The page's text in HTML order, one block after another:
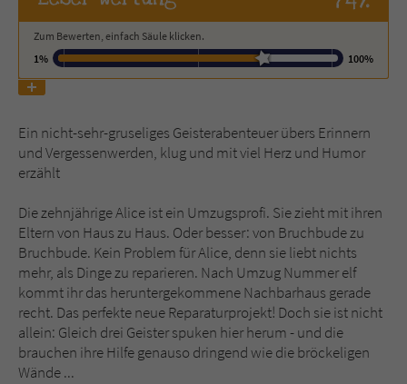
Zum Bewerten, einfach Säule klicken.
1%
100%
Ein nicht-sehr-gruseliges Geisterabenteuer übers Erinnern
und Vergessenwerden, klug und mit viel Herz und Humor
erzählt
Die zehnjährige Alice ist ein Umzugsprofi. Sie zieht mit ihren
Eltern von Haus zu Haus. Oder besser: von Bruchbude zu
Bruchbude. Kein Problem für Alice, denn sie liebt nichts
mehr, als Dinge zu reparieren. Nach Umzug Nummer elf
kommt ihr das heruntergekommene Nachbarhaus gerade
recht. Das perfekte neue Reparaturprojekt! Doch sie ist nicht
allein: Gleich drei Geister spuken hier herum - und die
brauchen ihre Hilfe genauso dringend wie die bröckeligen
Wände ...
Name tx_pwcomments_ahash
Anbieter
Laufzeit 1 Jahr
Zweck
Name fe_typo_user
Anbieter Literatur-Couch Medien GmbH & Co. KG
Laufzeit Session
Dieses Cookie gewährleistet die